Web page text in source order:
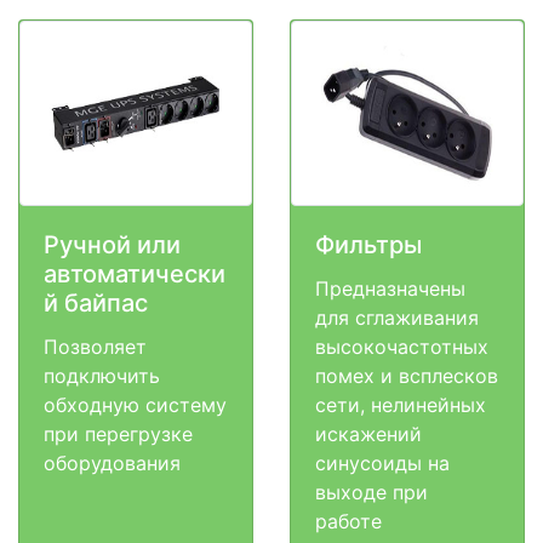
Ручной или
автоматически
й байпас
Позволяет
подключить
обходную систему
при перегрузке
оборудования
Фильтры
Предназначены
для сглаживания
высокочастотных
помех и всплесков
сети, нелинейных
искажений
синусоиды на
выходе при
работе